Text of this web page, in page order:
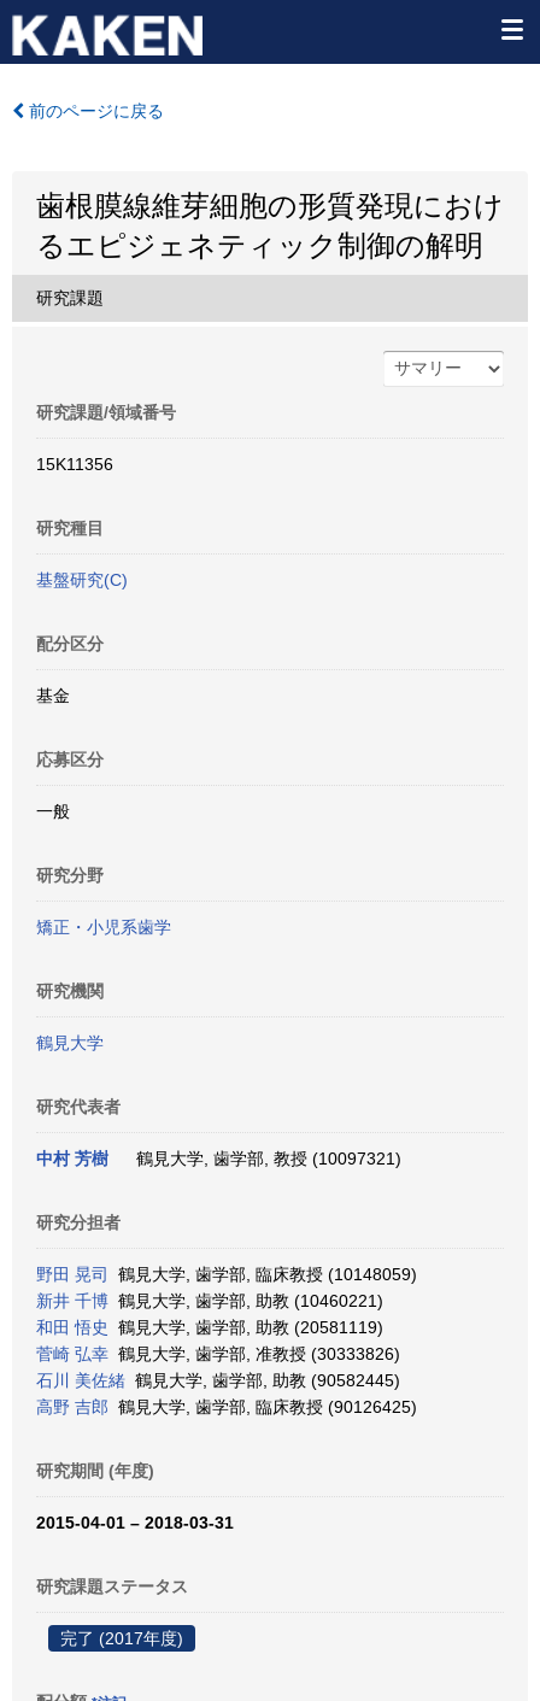
前のページに戻る
歯根膜線維芽細胞の形質発現におけ
るエピジェネティック制御の解明
研究課題
研究課題/領域番号
15K11356
研究種目
基盤研究(C)
配分区分
基金
応募区分
一般
研究分野
矯正・小児系歯学
研究機関
鶴見大学
研究代表者
中村 芳樹 鶴見大学, 歯学部, 教授 (10097321)
研究分担者
野田 晃司
鶴見大学, 歯学部, 臨床教授 (10148059)
新井 千博 鶴見大学, 歯学部, 助教 (10460221)
和田 悟史
鶴見大学, 歯学部, 助教 (20581119)
菅崎 弘幸 鶴見大学, 歯学部, 准教授 (30333826)
石川 美佐緒 鶴見大学, 歯学部, 助教 (90582445)
高野 吉郎 鶴見大学, 歯学部, 臨床教授 (90126425)
研究期間 (年度)
2015-04-01 – 2018-03-31
研究課題ステータス
完了 (2017年度)